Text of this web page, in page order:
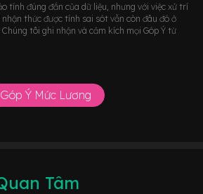
tính đúng đắn của dữ liệu, nhưng với việc xử trí
thức được tính sai sót vẫn còn đâu đó ở
tôi ghi nhận và cảm kích mọi Góp Ý từ
Góp Ý Mức Lương
Tâm